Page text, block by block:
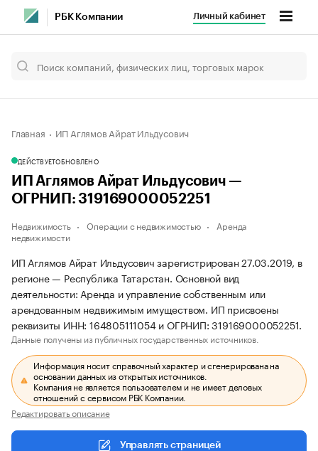
РБК Компании Личный кабинет
Главная ИП Аглямов Айрат Ильдусович
ДЕЙСТВУЕТОБНОВЛЕНО
ИП Аглямов Айрат Ильдусович —
ОГРНИП: 319169000052251
Недвижимость Операции с недвижимостью
Аренда
недвижимости
ИП Аглямов Айрат Ильдусович зарегистрирован 27.03.2019, в
регионе — Республика Татарстан. Основной вид
деятельности: Аренда и управление собственным или
арендованным недвижимым имуществом. ИП присвоены
реквизиты ИНН: 164805111054 и ОГРНИП: 319169000052251.
Данные получены из публичных государственных источников.
Информация носит справочный характер и сгенерирована на
основании данных из открытых источников.
Компания не является пользователем и не имеет деловых
отношений с сервисом РБК Компании.
Редактировать описание
Управлять страницей